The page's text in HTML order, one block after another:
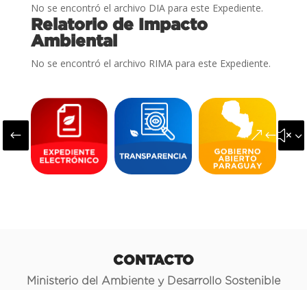
No se encontró el archivo DIA para este Expediente.
Relatorio de Impacto
Ambiental
No se encontró el archivo RIMA para este Expediente.
#
CONTACTO
Ministerio del Ambiente y Desarrollo Sostenible